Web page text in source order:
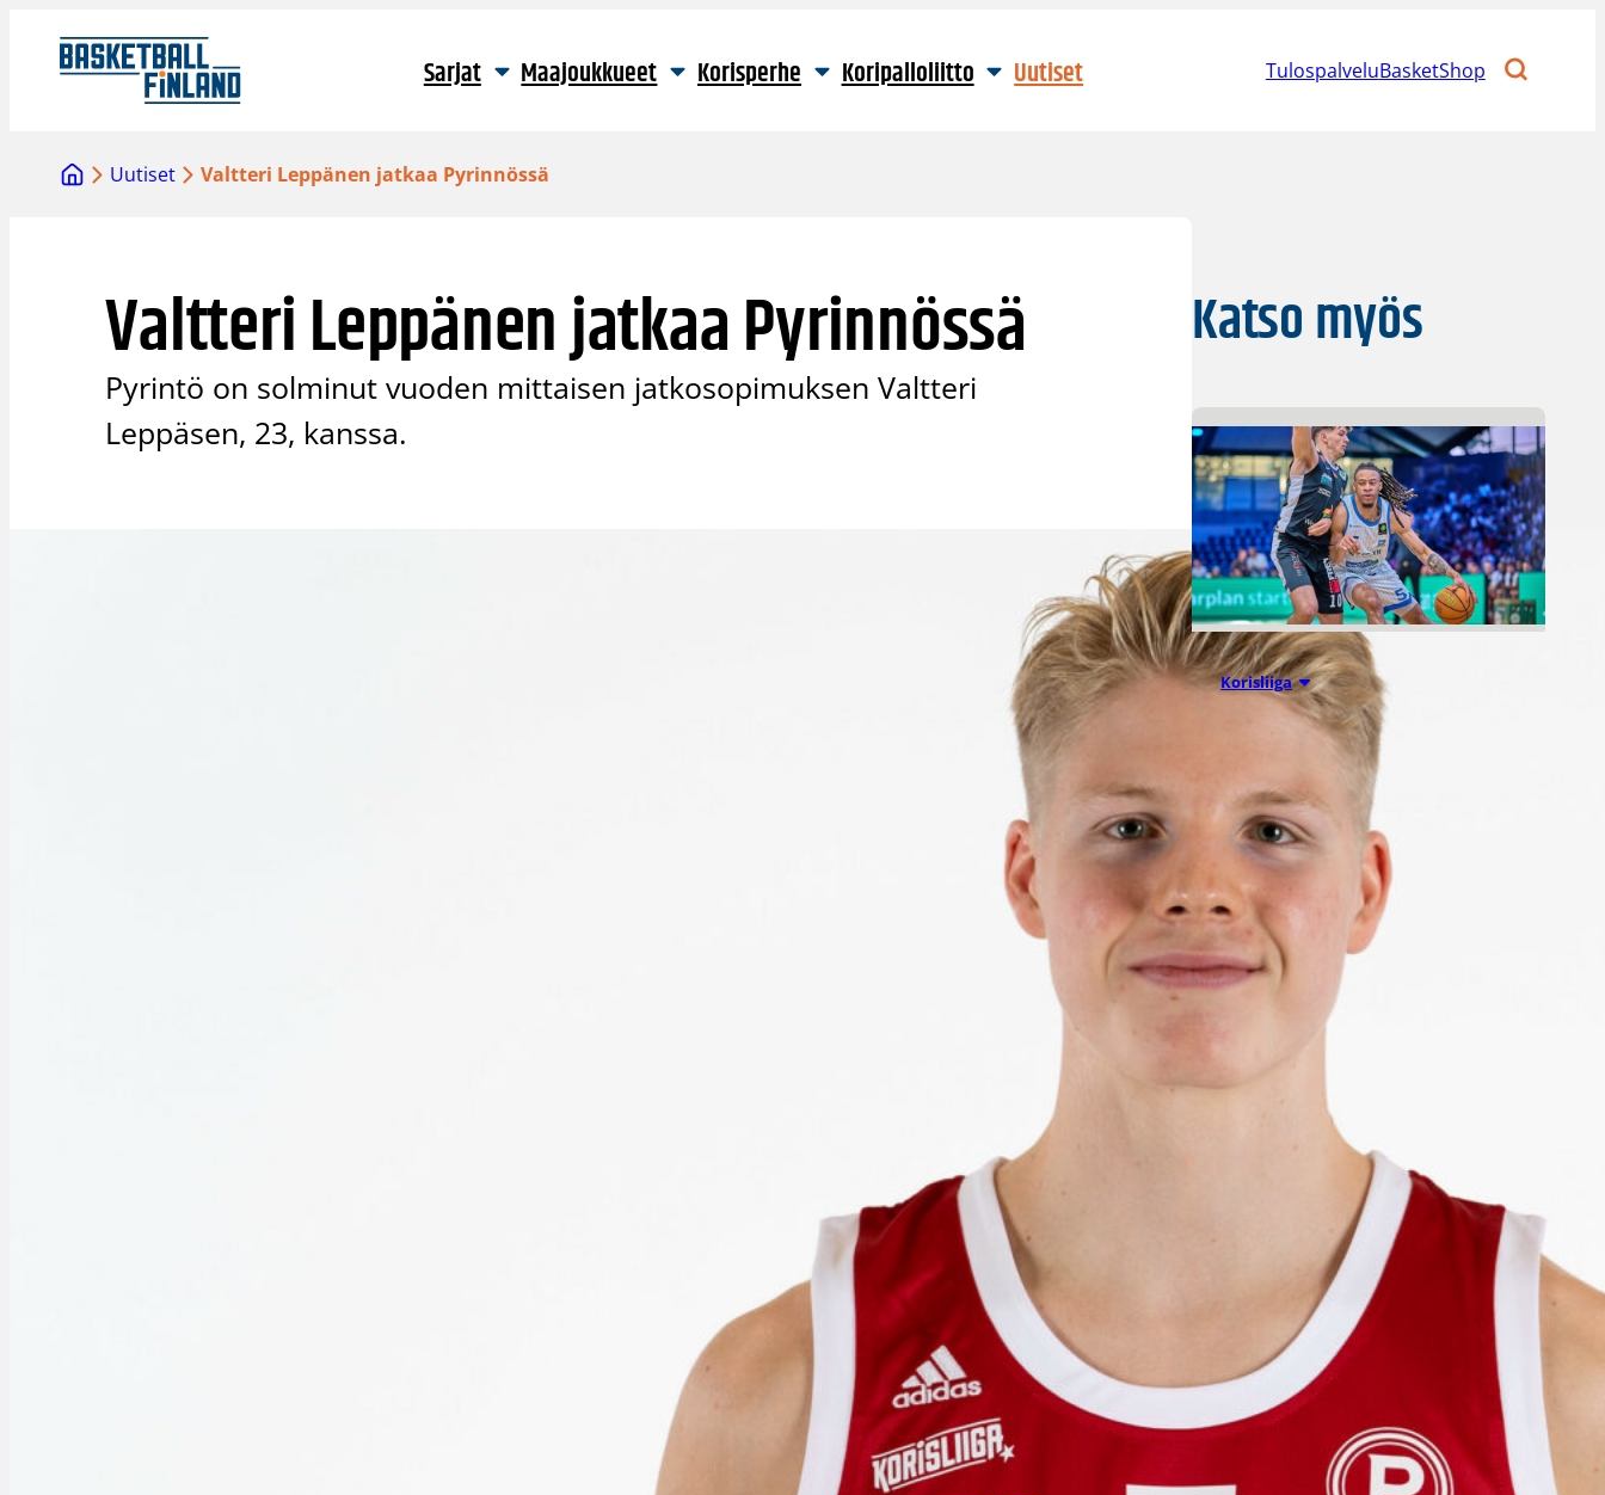
sisältöön
Sarjat Maajoukkueet Korisperhe Koripalloliitto Uutiset TulospalveluBasketShop
Uutiset Valtteri Leppänen jatkaa Pyrinnössä
Valtteri Leppänen jatkaa Pyrinnössä
Pyrintö on solminut vuoden mittaisen jatkosopimuksen Valtteri
Leppäsen, 23, kanssa.
Katso myös
Korisliiga 05.08.2026 11:34
Seagulls
hankki taitoa
ja kokemusta
kokoonpanoo
nsa kahden
pelaajan
edestä
Helsinki Seagullsin kokoonpano
vahvistuu kahdella tuoreella
kasvolla. Joukkue on tehnyt
tulevan kauden mittaiset
sopimukset viime kaudella
Saksan ProA-sarjan Karlsruhe
Lionsia edustaneen 26-vuotiaan
yhdysvaltalaislaituri Tyrese
Williamsin sekä viime kaudella
Kouvoja edustaneen 32-